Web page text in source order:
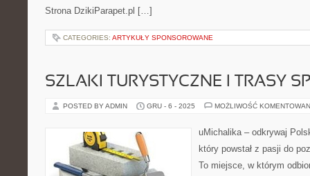
Strona DzikiParapet.pl […]
CATEGORIES: ARTYKUŁY SPONSOROWANE
SZLAKI TURYSTYCZNE I TRASY
POSTED BY ADMIN GRU - 6 - 2025 MOŻLIWOŚĆ
uMichalika – odkrywaj
który powstał z pasji do
To miejsce, w którym